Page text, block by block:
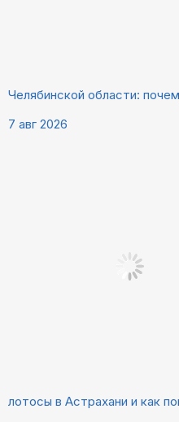
Челябинской области:
7 авг 2026
лотосы в Астрахани и как